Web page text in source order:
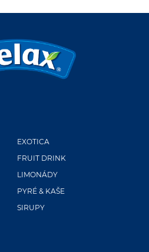
EXOTICA
FRUIT DRINK
LIMONÁDY
PYRÉ & KAŠE
SIRUPY